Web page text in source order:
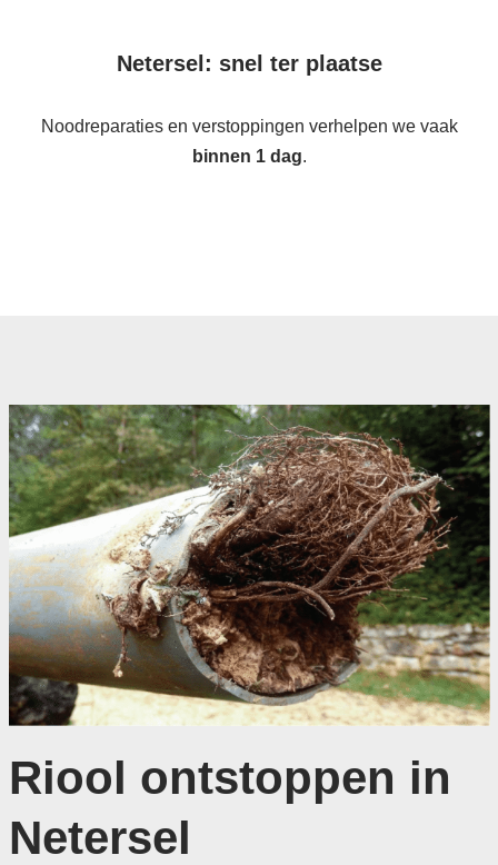
Netersel: snel ter plaatse
Noodreparaties en verstoppingen verhelpen we vaak
binnen 1 dag.
Riool ontstoppen in
Netersel